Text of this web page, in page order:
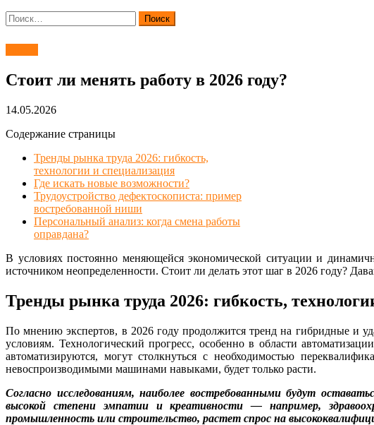
Найти:
Стоит ли менять работу в 2026 году?
14.05.2026
Содержание страницы
Тренды рынка труда 2026: гибкость,
технологии и специализация
Где искать новые возможности?
Трудоустройство дефектоскописта: пример
востребованной ниши
Персональный анализ: когда смена работы
оправдана?
В условиях постоянно меняющейся экономической ситуации и
источником неопределенности. Стоит ли делать этот шаг в 2026 году?
Тренды рынка труда 2026: гибкость,
По мнению экспертов, в 2026 году продолжится тренд на гибридные и
условиям. Технологический прогресс, особенно в области
автоматизируются, могут столкнуться с необходимостью
невоспроизводимыми машинами навыками, будет только расти.
Согласно исследованиям, наиболее востребованными будут
высокой степени эмпатии и креативности — например,
промышленность или строительство, растет спрос на